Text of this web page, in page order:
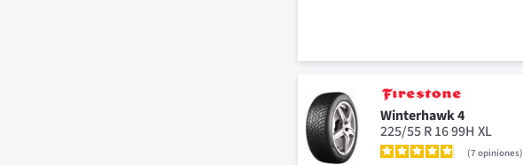
Winterhawk 4
225/55 R 16 99H XL
7opiniones